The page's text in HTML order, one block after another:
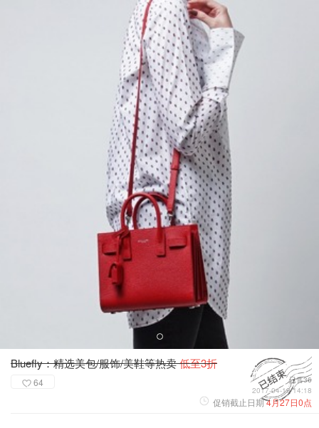
Bluefly：精选美包/服饰/美鞋等热卖低至3折
64
已售36
2017-04-19 14:18
促销截止日期4月27日0点